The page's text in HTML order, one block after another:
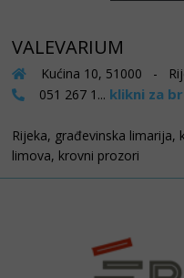
VALEVARIUM
Kućina 10, 51000 -
051 267 1... klikni za
Rijeka, građevinska
limova, krovni prozori